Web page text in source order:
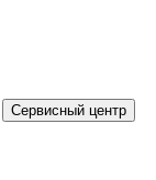
Сервисный центр